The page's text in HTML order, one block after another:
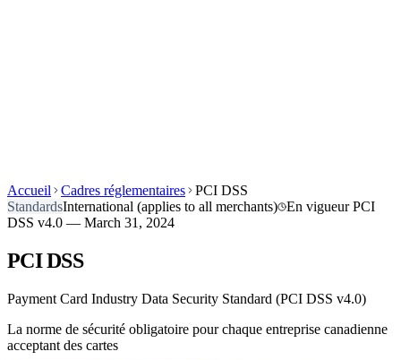
Accueil Cadres réglementaires
PCI DSS
StandardsInternational (applies to all merchants) En vigueur PCI
DSS v4.0 — March 31, 2024
PCI DSS
Payment Card Industry Data Security Standard (PCI DSS v4.0)
La norme de sécurité obligatoire pour chaque entreprise canadienne
acceptant des cartes